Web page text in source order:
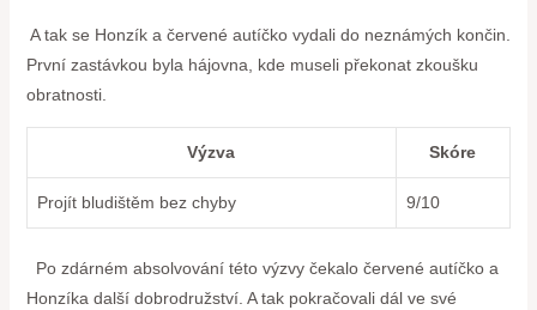
‌ A tak se Honzík a červené autíčko vydali do​ neznámých ⁣končin.
První ⁢zastávkou byla hájovna, ⁤kde museli překonat zkoušku
obratnosti.
Výzva Skóre
Projít bludištěm bez chyby 9/10
⁣ ⁤ Po zdárném absolvování této výzvy čekalo červené autíčko a
Honzíka další dobrodružství. A tak pokračovali ⁤dál ve své ​